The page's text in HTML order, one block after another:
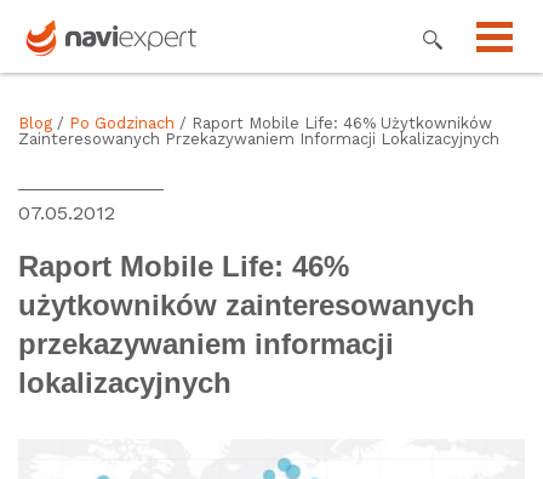
Blog / Po Godzinach / Raport Mobile Life: 46% Użytkowników
Zainteresowanych Przekazywaniem Informacji Lokalizacyjnych
07.05.2012
Raport Mobile Life: 46%
użytkowników zainteresowanych
przekazywaniem informacji
lokalizacyjnych